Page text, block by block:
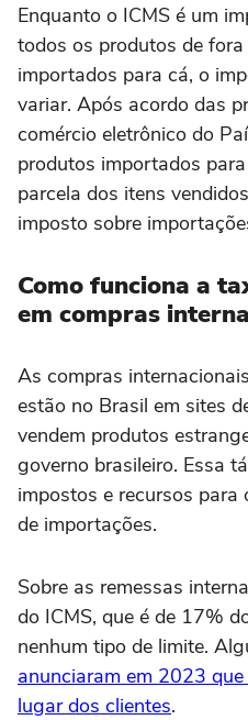
Enquanto o ICMS é um
todos os produtos de
importados para cá, o
variar. Após acordo das
comércio eletrônico do
produtos importados
parcela dos itens
imposto sobre
Como funciona a
em compras
As compras
estão no Brasil em sites
vendem produtos
governo brasileiro. Essa
impostos e recursos
de importações.
Sobre as remessas
do ICMS, que é de 17%
nenhum tipo de limite.
anunciaram em 2023
lugar dos clientes.